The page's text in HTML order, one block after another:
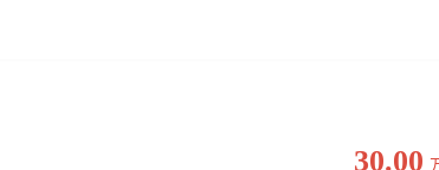
30.00